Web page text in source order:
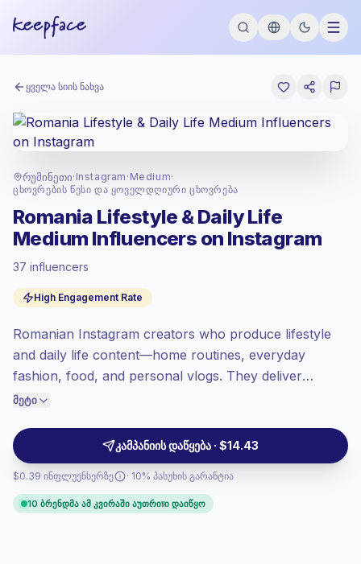
ყველა სიის ნახვა
რუმინეთი· Instagram · Medium·
Ცხოვრების Წესი Და Ყოველდღიური Ცხოვრება
Romania Lifestyle & Daily Life
Medium Influencers on Instagram
37 influencers
High Engagement Rate
Romanian Instagram creators who produce lifestyle
and daily life content—home routines, everyday
fashion, food, and personal vlogs. They deliver
relatable, platform-native storytelling and steady
seeking authentic product placement and sustained
engagement. Campaign-ready profiles with
measurable engagement.
მეტი
კამპანიის დაწყება · $14.43
$0.39 ინფლუენსერზე
ფასდება სტანდარტული ბაზარი
განსაზღვრული.
აუდიტორია = მეტი ღირებულება
კონტაქტზე.
კარგი ჩართულობა(4.3% საშუალო ER),
ამიტომ ჩვენ ფასი აქ განვსაზღვრავთ.
· 10% პასუხის გარანტია
10 ბრენდმა ამ კვირაში აუთრიচი დაიწყო